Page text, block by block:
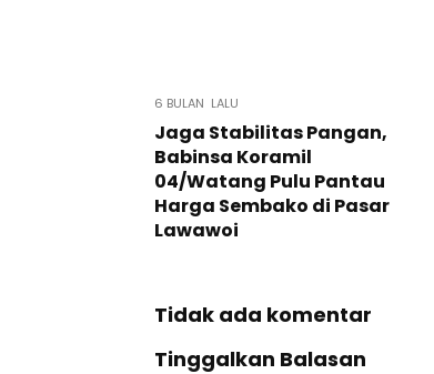
6 BULAN LALU
Jaga Stabilitas Pangan,
Babinsa Koramil
04/Watang Pulu Pantau
Harga Sembako di Pasar
Lawawoi
Tidak ada komentar
Tinggalkan Balasan